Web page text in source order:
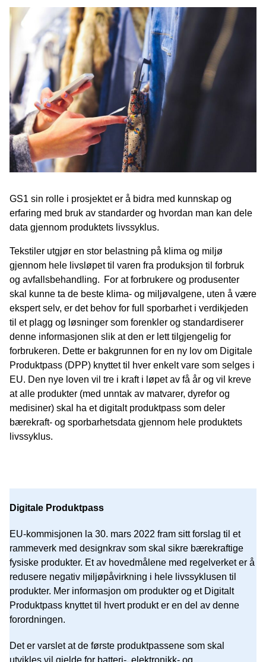
GS1 sin rolle i prosjektet er å bidra med kunnskap og
erfaring med bruk av standarder og hvordan man kan dele
data gjennom produktets livssyklus.
Tekstiler utgjør en stor belastning på klima og miljø
gjennom hele livsløpet til varen fra produksjon til forbruk
og avfallsbehandling. For at forbrukere og produsenter
skal kunne ta de beste klima- og miljøvalgene, uten å være
ekspert selv, er det behov for full sporbarhet i verdikjeden
til et plagg og løsninger som forenkler og standardiserer
denne informasjonen slik at den er lett tilgjengelig for
forbrukeren. Dette er bakgrunnen for en ny lov om Digitale
Produktpass (DPP) knyttet til hver enkelt vare som selges i
EU. Den nye loven vil tre i kraft i løpet av få år og vil kreve
at alle produkter (med unntak av matvarer, dyrefor og
medisiner) skal ha et digitalt produktpass som deler
bærekraft- og sporbarhetsdata gjennom hele produktets
livssyklus.
Digitale Produktpass
EU-kommisjonen la 30. mars 2022 fram sitt forslag til et
rammeverk med designkrav som skal sikre bærekraftige
fysiske produkter. Et av hovedmålene med regelverket er å
redusere negativ miljøpåvirkning i hele livssyklusen til
produkter. Mer informasjon om produkter og et Digitalt
Produktpass knyttet til hvert produkt er en del av denne
forordningen.
Det er varslet at de første produktpassene som skal
utvikles vil gjelde for batteri-, elektronikk- og